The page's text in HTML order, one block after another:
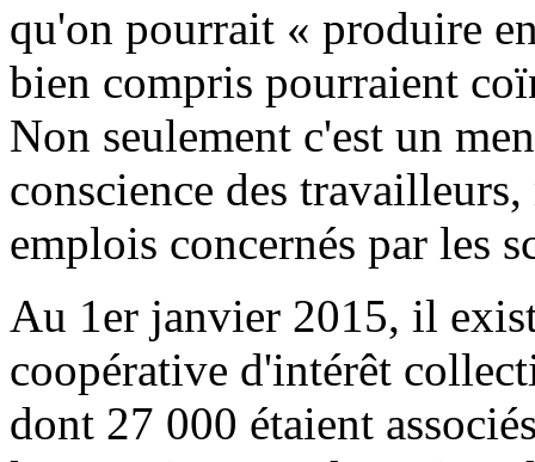
qu'on pourrait « produire
bien compris pourraient
Non seulement c'est un
conscience des
emplois concernés par les
Au 1er janvier 2015, il
coopérative d'intérêt
dont 27 000 étaient